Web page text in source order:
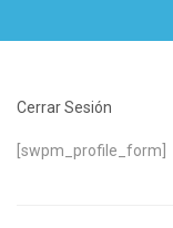
Cerrar Sesión
[swpm_profile_form]